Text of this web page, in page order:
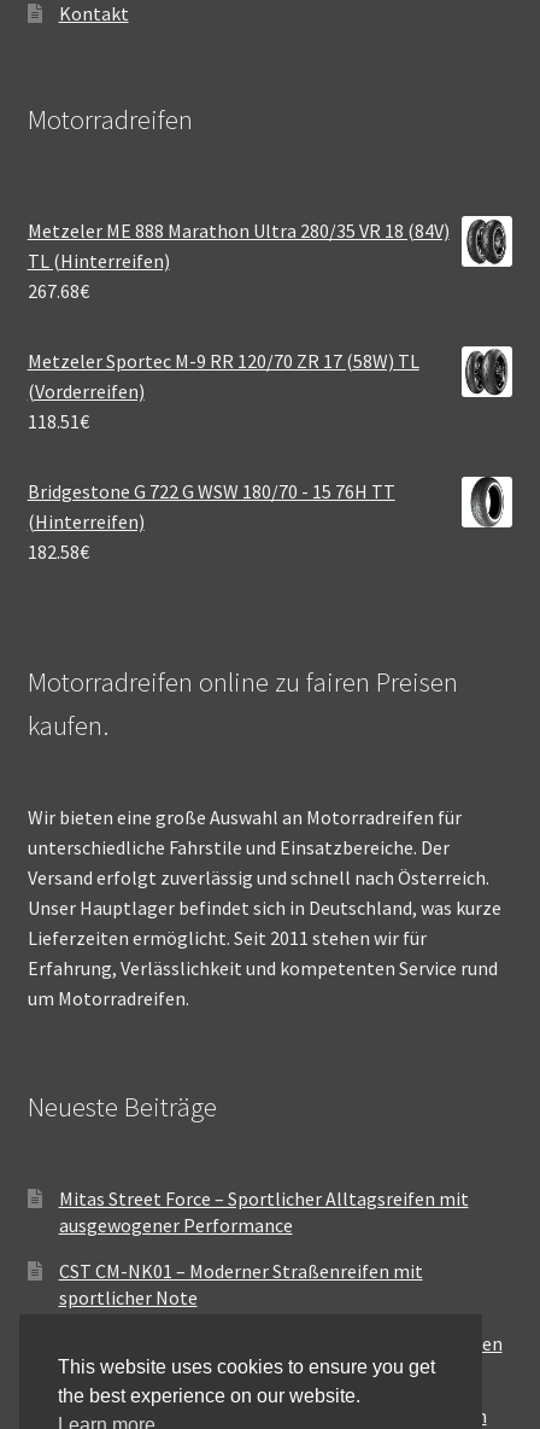
Kontakt
Motorradreifen
Metzeler ME 888 Marathon Ultra 280/35 VR 18 (84V)
TL (Hinterreifen)
267.68€
Metzeler Sportec M-9 RR 120/70 ZR 17 (58W) TL
(Vorderreifen)
118.51€
Bridgestone G 722 G WSW 180/70 - 15 76H TT
(Hinterreifen)
182.58€
Motorradreifen online zu fairen Preisen
kaufen.
Wir bieten eine große Auswahl an Motorradreifen für
unterschiedliche Fahrstile und Einsatzbereiche. Der
Versand erfolgt zuverlässig und schnell nach Österreich.
Unser Hauptlager befindet sich in Deutschland, was kurze
Lieferzeiten ermöglicht. Seit 2011 stehen wir für
Erfahrung, Verlässlichkeit und kompetenten Service rund
um Motorradreifen.
Neueste Beiträge
Mitas Street Force – Sportlicher Alltagsreifen mit
ausgewogener Performance
CST CM-NK01 – Moderner Straßenreifen mit
sportlicher Note
Maxxis MA-ST3 – Ausgewogener Sport-Touring-Reifen
für vielseitige Einsätze
Pirelli City Demon – Zuverlässigkeit für den urbanen
This website uses cookies to ensure you get
the best experience on our website.
Learn more